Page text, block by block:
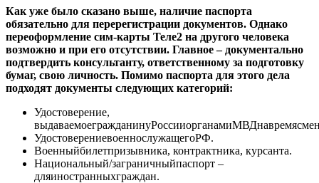
Как уже было сказано выше, наличие паспорта
обязательно для перерегистрации документов. Однако
переоформление сим-карты Теле2 на другого человека
возможно и при его отсутствии. Главное – документально
подтвердить консультанту, ответственному за подготовку
бумаг, свою личность. Помимо паспорта для этого дела
подходят документы следующих категорий:
Удостоверение,
УдостоверениевоеннослужащегоРФ.
Военныйбилетпризывника, контрактника, курсанта.
Национальный/заграничныйпаспорт –
дляиностранныхграждан.